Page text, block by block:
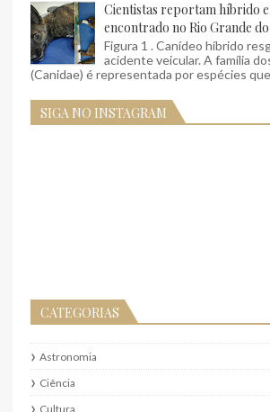
Cientistas reportam híbrido
encontrado no Rio Grande
Figura 1 . Canídeo híbrido
acidente veicular. A família
(Canidae) é representada por espécies
SIGA NO INSTAGRAM
CATEGORIAS
Astronomia
Ciência
Cultura